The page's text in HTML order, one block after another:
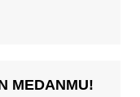
MEDANMU!